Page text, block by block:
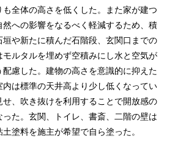
も全体の高さを低くした。また家が建つ
然への影響をなるべく軽減するため、積
垣や新たに積んだ石階段、玄関口までの
モルタルを埋めず空積みにし水と空気が
配慮した。建物の高さを意識的に抑えた
内は標準の天井高より少し低くなってい
せ、吹き抜けを利用することで開放感の
った。玄関、トイレ、書斎、二階の壁は
塗料を施主が希望で自ら塗った。